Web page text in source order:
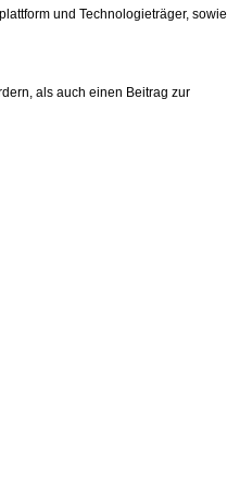
und Technologieträger, sowie
als auch einen Beitrag zur